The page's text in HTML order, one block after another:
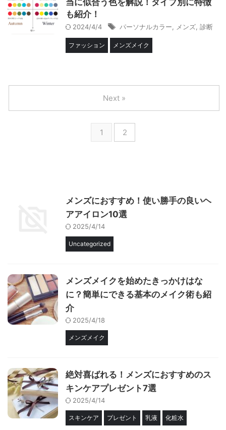
当に似合う色を解説！タイプ別に特徴
も紹介！
2024/4/4 パーソナルカラー メンズ 診断
ファッション メンズメイク
1 2
Next »
メンズにおすすめ！使い勝手の良いヘ
アアイロン10選
2025/4/14
Uncategorized
メンズメイクを始めたきっかけはな
に？簡単にできる基本のメイク術も紹
介
2025/4/18
メンズメイク
絶対喜ばれる！メンズにおすすめのス
キンケアプレゼント7選
2025/4/14
スキンケア プレゼント 乳液 化粧水